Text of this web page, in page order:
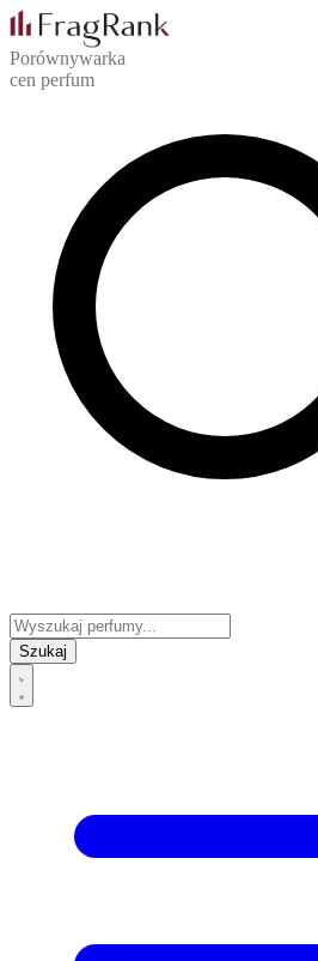
Porównywarka
cen perfum
Szukaj